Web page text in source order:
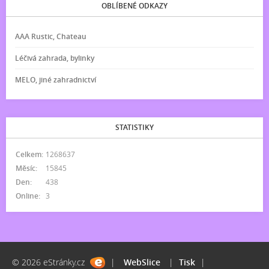
OBLÍBENÉ ODKAZY
AAA Rustic, Chateau
Léčivá zahrada, bylinky
MELO, jiné zahradnictví
STATISTIKY
Online: 3
Celkem: 1268637
Měsíc:
15845
Den:
438
© 2026 eStránky.cz | WebSlice | Tisk |